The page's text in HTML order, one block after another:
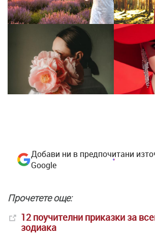
Добави ни в предпочитани
Google
Прочетете още:
12 поучителни приказки за
зодиака